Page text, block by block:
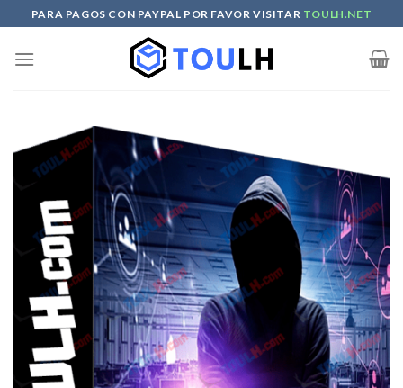
to
content
PARA PAGOS CON PAYPAL POR FAVOR VISITAR TOULH.NET